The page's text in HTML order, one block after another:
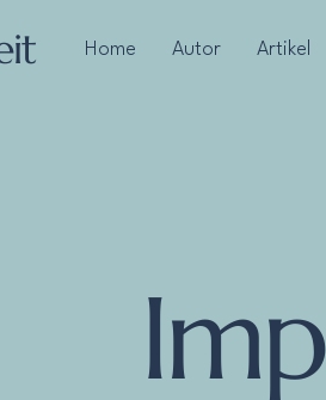
Home Autor Artikel